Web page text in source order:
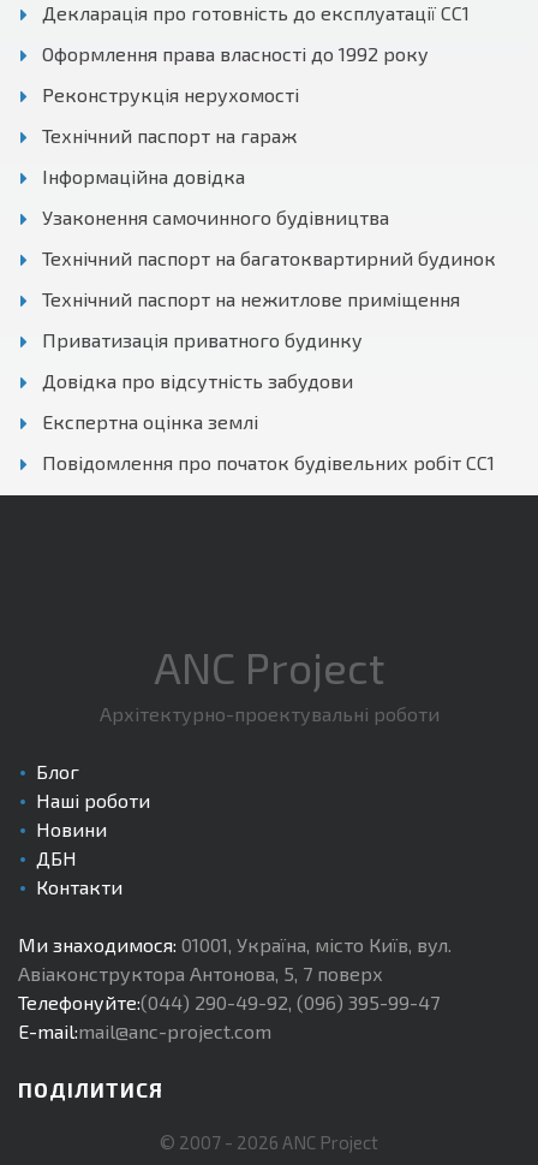
Декларація про готовність до експлуатації СС1
Оформлення права власності до 1992 року
Реконструкція нерухомості
Технічний паспорт на гараж
Інформаційна довідка
Узаконення самочинного будівництва
Технічний паспорт на багатоквартирний будинок
Технічний паспорт на нежитлове приміщення
Приватизація приватного будинку
Довідка про відсутність забудови
Експертна оцінка землі
Повідомлення про початок будівельних робіт СС1
ANC Project
Архітектурно-проектувальні роботи
Блог
Наші роботи
Новини
ДБН
Контакти
Ми знаходимося: 01001, Україна, місто Київ, вул.
Авіаконструктора Антонова, 5, 7 поверх
Телефонуйте:(044) 290-49-92, (096) 395-99-47
E-mail:mail@anc-project.com
ПОДІЛИТИСЯ
© 2007 - 2026 ANC Project